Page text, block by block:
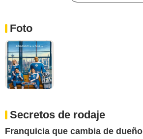
Foto
Secretos de rodaje
Franquicia que cambia de dueño